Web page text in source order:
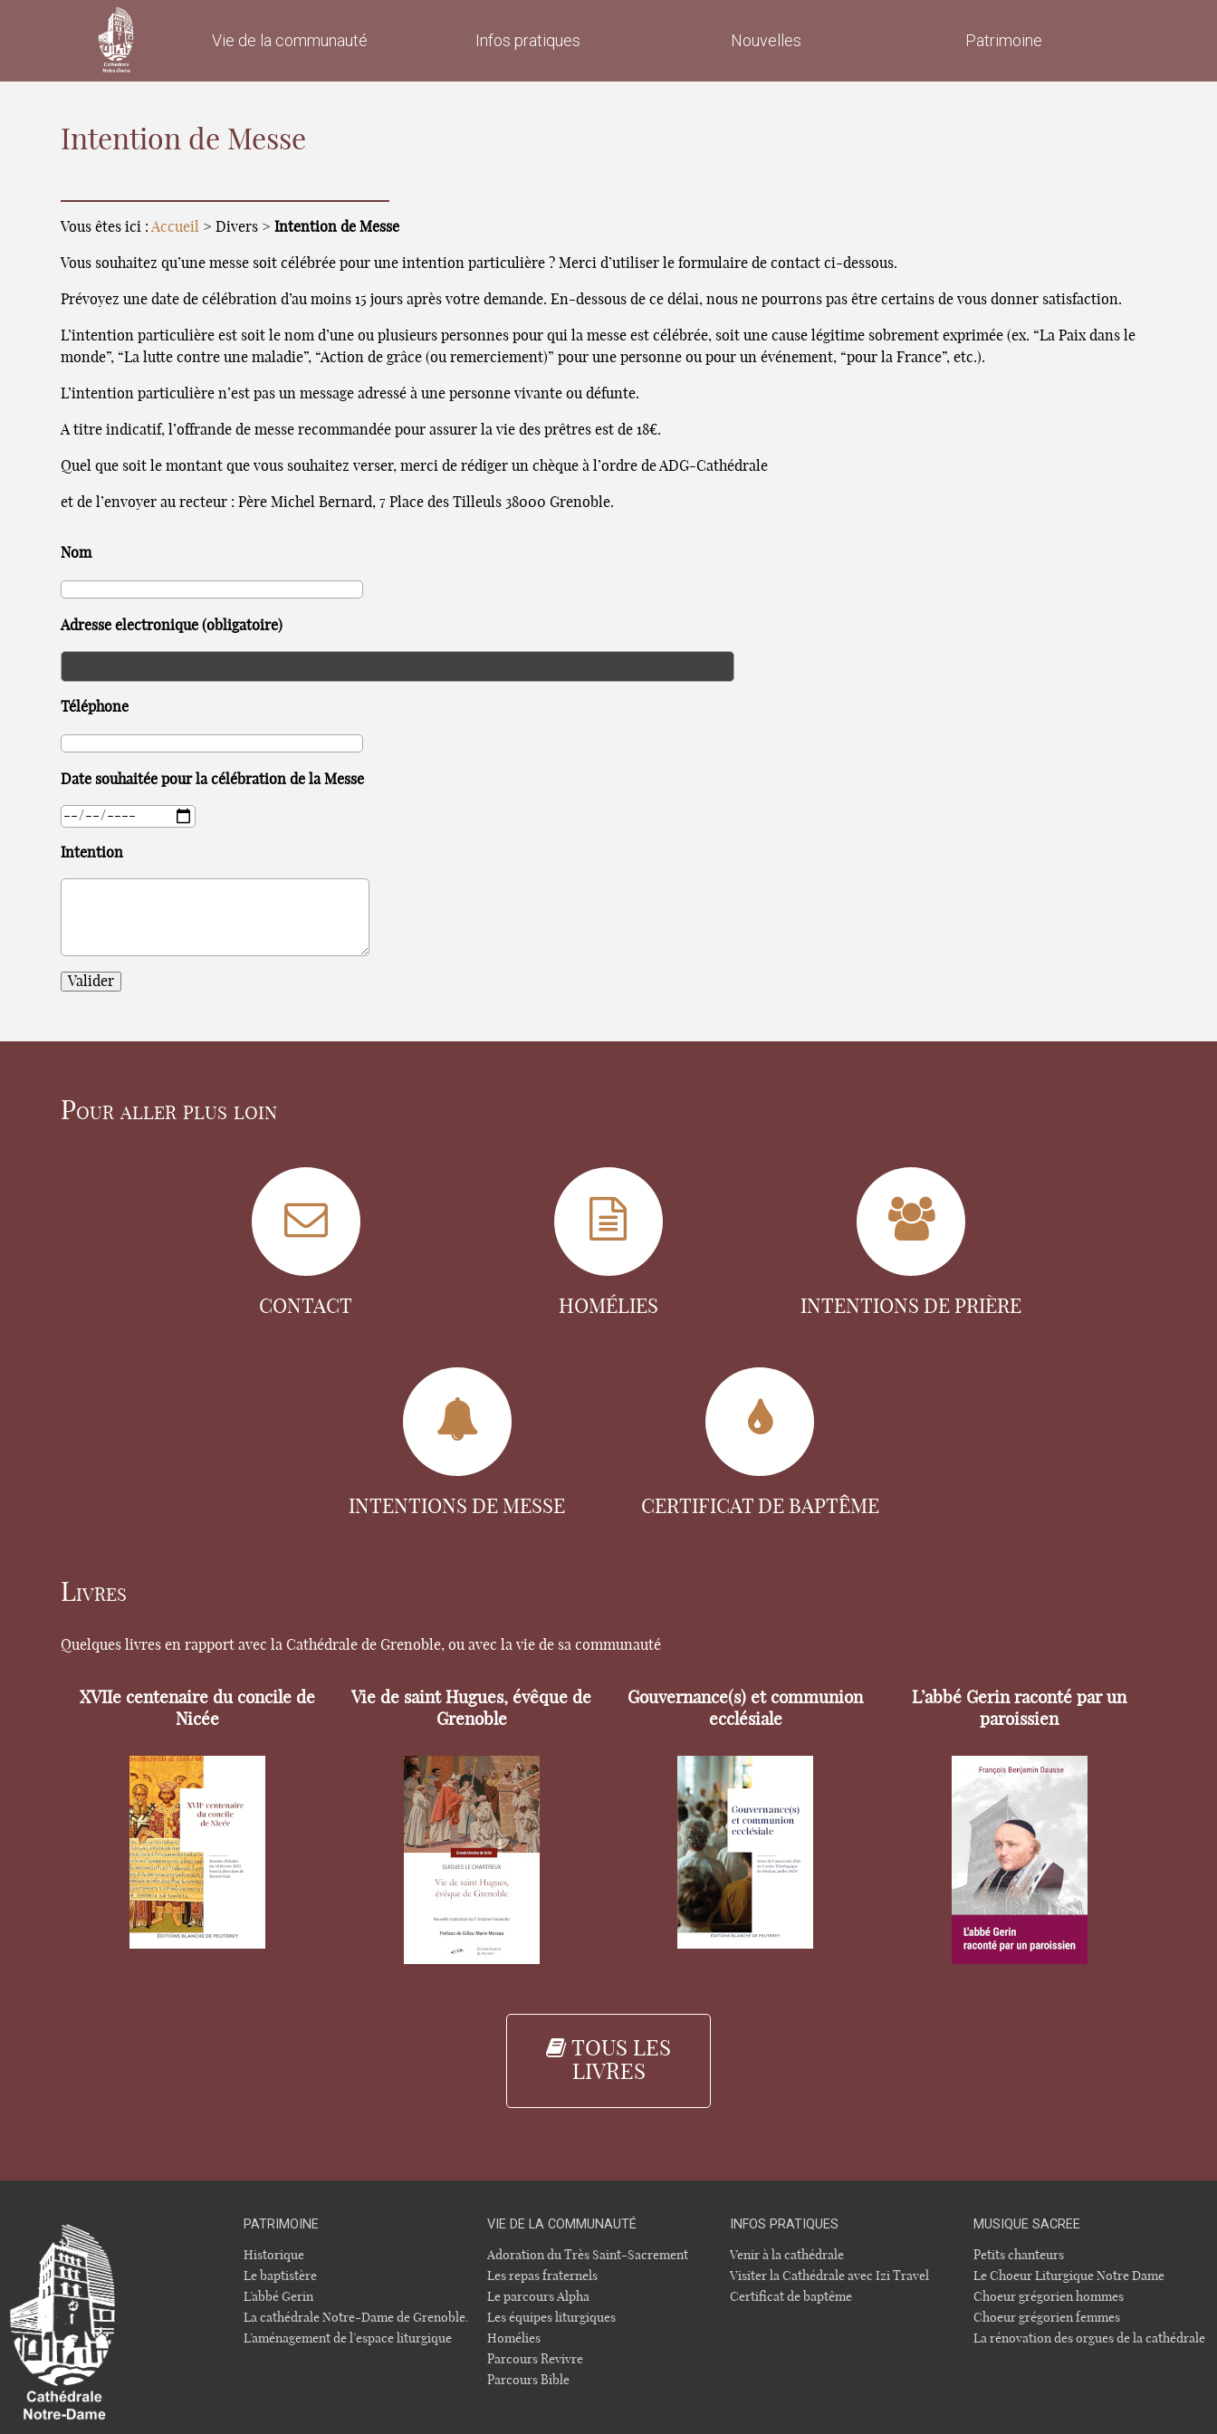
Vie de la communauté Infos pratiques Nouvelles Patrimoine
Intention de Messe
Vous êtes ici :Accueil > Divers >Intention de Messe
Vous souhaitez qu’une messe soit célébrée pour une intention particulière ? Merci d’utiliser le formulaire de contact ci-dessous.
Prévoyez une date de célébration d’au moins 15 jours après votre demande. En-dessous de ce délai, nous ne pourrons pas être certains de vous donner satisfaction.
L’intention particulière est soit le nom d’une ou plusieurs personnes pour qui la messe est célébrée, soit une cause légitime sobrement exprimée (ex. “La Paix dans le
monde”, “La lutte contre une maladie”, “Action de grâce (ou remerciement)” pour une personne ou pour un événement, “pour la France”, etc.).
L’intention particulière n’est pas un message adressé à une personne vivante ou défunte.
A titre indicatif, l’offrande de messe recommandée pour assurer la vie des prêtres est de 18€.
Quel que soit le montant que vous souhaitez verser, merci de rédiger un chèque à l’ordre de ADG-Cathédrale
et de l’envoyer au recteur : Père Michel Bernard, 7 Place des Tilleuls 38000 Grenoble.
Nom
Adresse electronique (obligatoire)
Téléphone
Date souhaitée pour la célébration de la Messe
Intention
Valider
Pour aller plus loin
CONTACT HOMÉLIES INTENTIONS DE PRIÈRE
INTENTIONS DE MESSE CERTIFICAT DE BAPTÊME
Livres
Quelques livres en rapport avec la Cathédrale de Grenoble, ou avec la vie de sa communauté
XVIIe centenaire du concile de
Nicée
Vie de saint Hugues, évêque de
Grenoble
Gouvernance(s) et communion
ecclésiale
L’abbé Gerin raconté par un
paroissien
TOUS LES
LIVRES
PATRIMOINE
Historique
Le baptistère
L’abbé Gerin
La cathédrale Notre-Dame de Grenoble.
L’aménagement de l’espace liturgique
VIE DE LA COMMUNAUTÉ
Adoration du Très Saint-Sacrement
Les repas fraternels
Le parcours Alpha
Les équipes liturgiques
Homélies
Parcours Revivre
Parcours Bible
INFOS PRATIQUES
Venir à la cathédrale
Visiter la Cathédrale avec Izi Travel
Certificat de baptême
MUSIQUE SACREE
Petits chanteurs
Le Choeur Liturgique Notre Dame
Choeur grégorien hommes
Choeur grégorien femmes
La rénovation des orgues de la cathédrale